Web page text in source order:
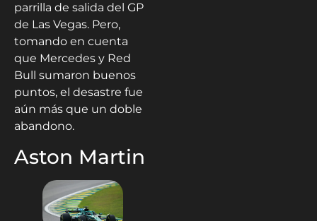
parrilla de salida del GP
de Las Vegas. Pero,
tomando en cuenta
que Mercedes y Red
Bull sumaron buenos
puntos, el desastre fue
aún más que un doble
abandono.
Aston Martin